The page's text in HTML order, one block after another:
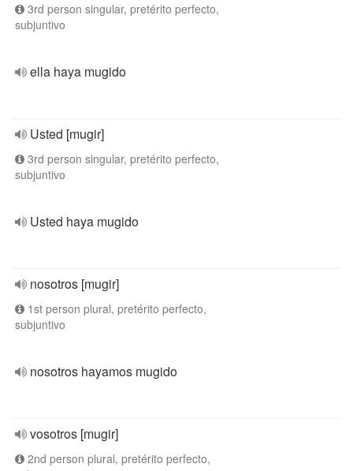
3rd person singular, pretérito perfecto,
subjuntivo
ella haya mugido
Usted [mugir]
3rd person singular, pretérito perfecto,
subjuntivo
Usted haya mugido
nosotros [mugir]
1st person plural, pretérito perfecto,
subjuntivo
nosotros hayamos mugido
vosotros [mugir]
2nd person plural, pretérito perfecto,